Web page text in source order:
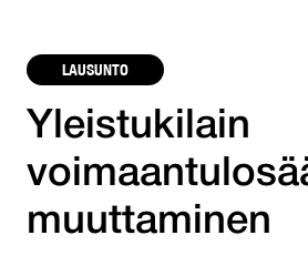
LAUSUNTO
Yleistukilain
muuttaminen